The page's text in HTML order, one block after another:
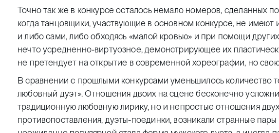
Точно так же в конкурсе осталось немало номеров, сделанных
когда танцовщики, участвующие в основном конкурсе, не имеют
и либо сами, либо обходясь «малой кровью» и при помощи
нечто усредненно-виртуозное, демонстрирующее их
не претендует на открытие в современной хореографии, но
В сравнении с прошлыми конкурсами уменьшилось количество
любовный дуэт». Отношения двоих на сцене бесконечно
традиционную любовную лирику, но и непростые отношения
противопоставления, дуэты-поединки, возникали странные